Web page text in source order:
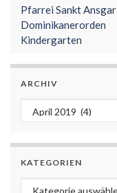
Pfarrei Sankt Ansgar
Dominikanerorden
Kindergarten
ARCHIV
Archiv
KATEGORIEN
Kategorien